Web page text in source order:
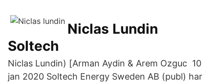
Niclas Lundin
Soltech
Niclas Lundin) [Arman Aydin & Arem Ozguc 10
jan 2020 Soltech Energy Sweden AB (publ) har